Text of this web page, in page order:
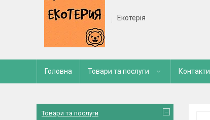
Екотерія
Головна Товари та послуги Контакти
Товари та послуги